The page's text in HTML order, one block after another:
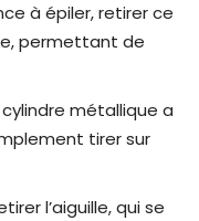
à épiler, retirer ce
permettant de
métallique a
tirer sur
l’aiguille, qui se